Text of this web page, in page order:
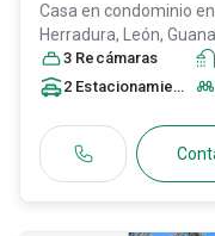
Casa en condominio
Herradura,
León,
31278306
3 Recámaras
2 Estacionamiento s